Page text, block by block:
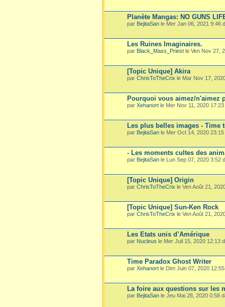
Planète Mangas: NO GUNS
par BejitaSan le Mer Jan 06, 2021 9:46
Les Ruines Imaginaires.
par Black_Mass_Priest le Ven Nov 27,
[Topic Unique] Akira
par ChrisToTheCrix le Mar Nov 17,
Pourquoi vous aimez/n'aimez
par Xehanort le Mer Nov 11, 2020
Les plus belles images - Time
par BejitaSan le Mer Oct 14, 2020
- Les moments cultes des
par BejitaSan le Lun Sep 07, 2020 3:52
[Topic Unique] Origin
par ChrisToTheCrix le Ven Août 21,
[Topic Unique] Sun-Ken Rock
par ChrisToTheCrix le Ven Août 21,
Les Etats unis d’Amérique
par Nucleus le Mer Juil 15, 2020 12:13
Time Paradox Ghost Writer
par Xehanort le Dim Juin 07, 2020
La foire aux questions sur les
par BejitaSan le Jeu Mai 28, 2020 0:58